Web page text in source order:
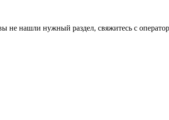
нашли нужный раздел, свяжитесь с